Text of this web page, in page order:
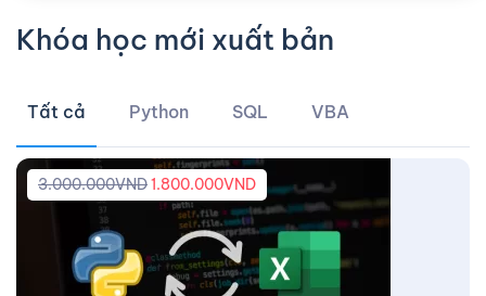
Khóa học mới xuất bản
Tất cả Python SQL VBA
3.000.000VND1.800.000VND